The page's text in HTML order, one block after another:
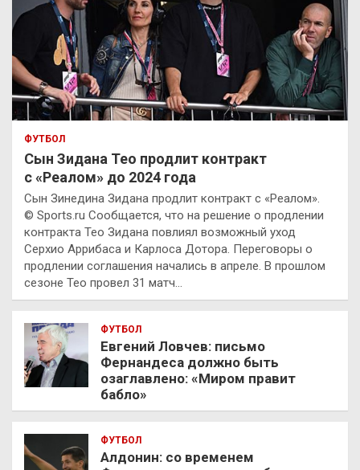
ФУТБОЛ
Сын Зидана Тео продлит контракт
с «Реалом» до 2024 года
Сын Зинедина Зидана продлит контракт с «Реалом».
© Sports.ru Сообщается, что на решение о продлении
контракта Тео Зидана повлиял возможный уход
Серхио Аррибаса и Карлоса Дотора. Переговоры о
продлении соглашения начались в апреле. В прошлом
сезоне Тео провел 31 матч…
ФУТБОЛ
Евгений Ловчев: письмо
Фернандеса должно быть
озаглавлено: «Миром правит
бабло»
ФУТБОЛ
Алдонин: со временем